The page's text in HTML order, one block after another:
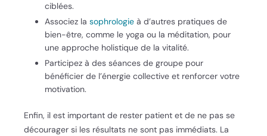
ciblées.
Associez la sophrologie à d’autres pratiques de
bien-être, comme le yoga ou la méditation, pour
une approche holistique de la vitalité.
Participez à des séances de groupe pour
bénéficier de l’énergie collective et renforcer votre
motivation.
Enfin, il est important de rester patient et de ne pas se
décourager si les résultats ne sont pas immédiats. La